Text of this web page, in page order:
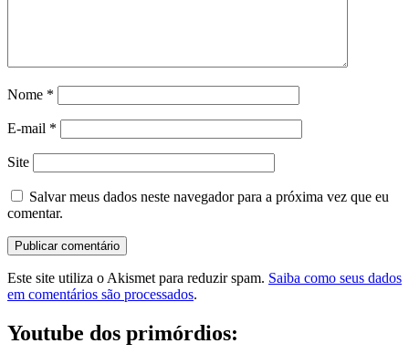
Nome *
E-mail *
Site
Salvar meus dados neste navegador para a próxima vez que eu
comentar.
Este site utiliza o Akismet para reduzir spam. Saiba como seus dados
em comentários são processados.
Youtube dos primórdios: